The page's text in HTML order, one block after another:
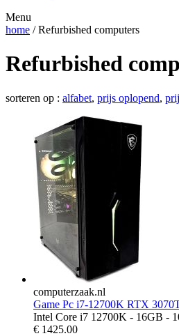
Menu
home / Refurbished computers
Refurbished
sorteren op : alfabet, prijs oplopend,
computerzaak.nl
Game Pc i7-12700K RTX
Intel Core i7 12700K - 16GB -
€ 1425.00